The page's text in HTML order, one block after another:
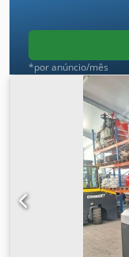
*por anúncio/mês